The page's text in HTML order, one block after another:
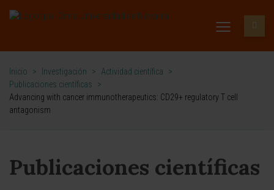
Inicio > Investigación > Actividad científica
>
Publicaciones científicas
>
Advancing with cancer immunotherapeutics: CD29+ regulatory T cell
antagonism
Publicaciones científicas